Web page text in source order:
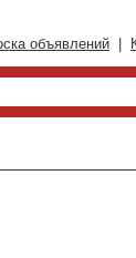
объявлений